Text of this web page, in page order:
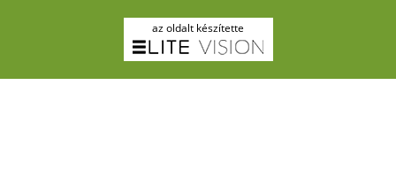
az oldalt készítette